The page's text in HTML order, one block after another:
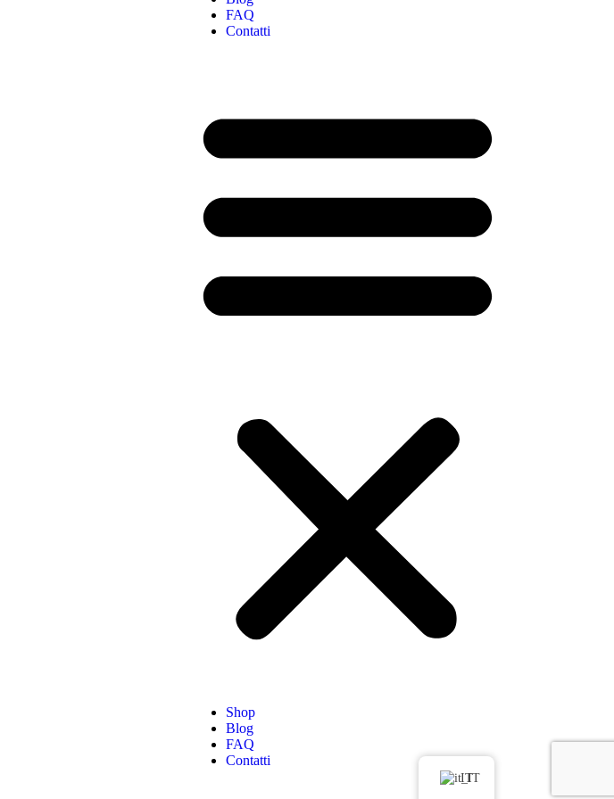
FAQ
Contatti
Shop
Blog
FAQ
Contatti
IT